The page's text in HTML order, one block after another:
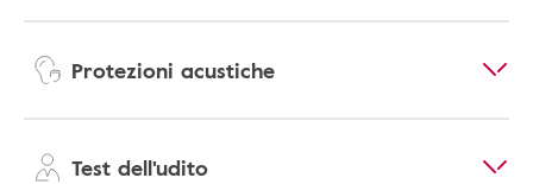
Protezioni acustiche
Test dell'udito